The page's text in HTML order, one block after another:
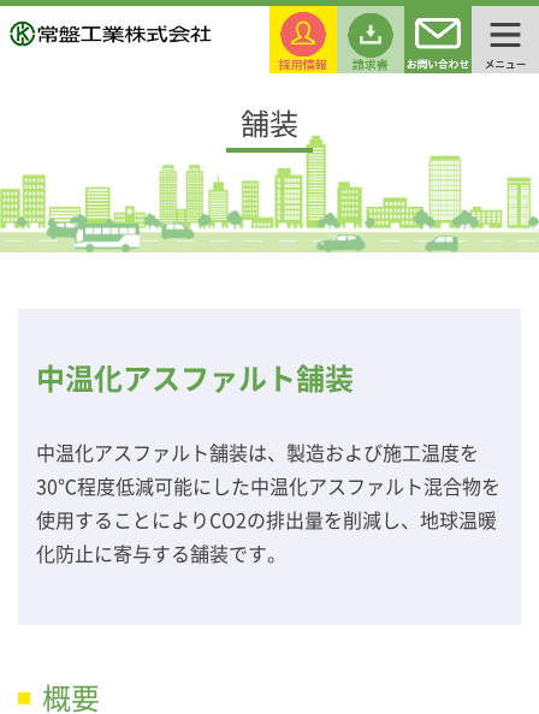
舗装
中温化アスファルト舗装
中温化アスファルト舗装は、製造および施工温度を
30℃程度低減可能にした中温化アスファルト混合物を
使用することによりCO2の排出量を削減し、地球温暖
化防止に寄与する舗装です。
概要